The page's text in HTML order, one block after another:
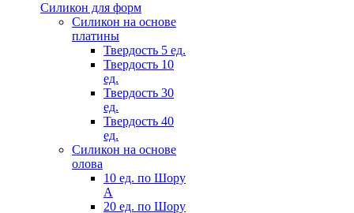
Силикон для форм
Силикон на основе
платины
Твердость 5 ед.
Твердость 10
ед.
Твердость 30
ед.
Твердость 40
ед.
Силикон на основе
олова
10 ед. по Шору
А
20 ед. по Шору